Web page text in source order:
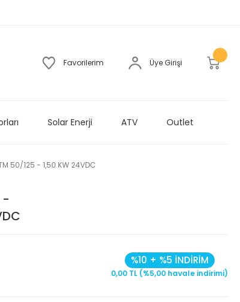
Favorilerim Üye Girişi
Solar Enerji ATV Outlet
50/125 - 1,50 KW 24VDC
-
%10 + %5 İNDİRİM
0,00 TL (%5,00 havale indirimi)